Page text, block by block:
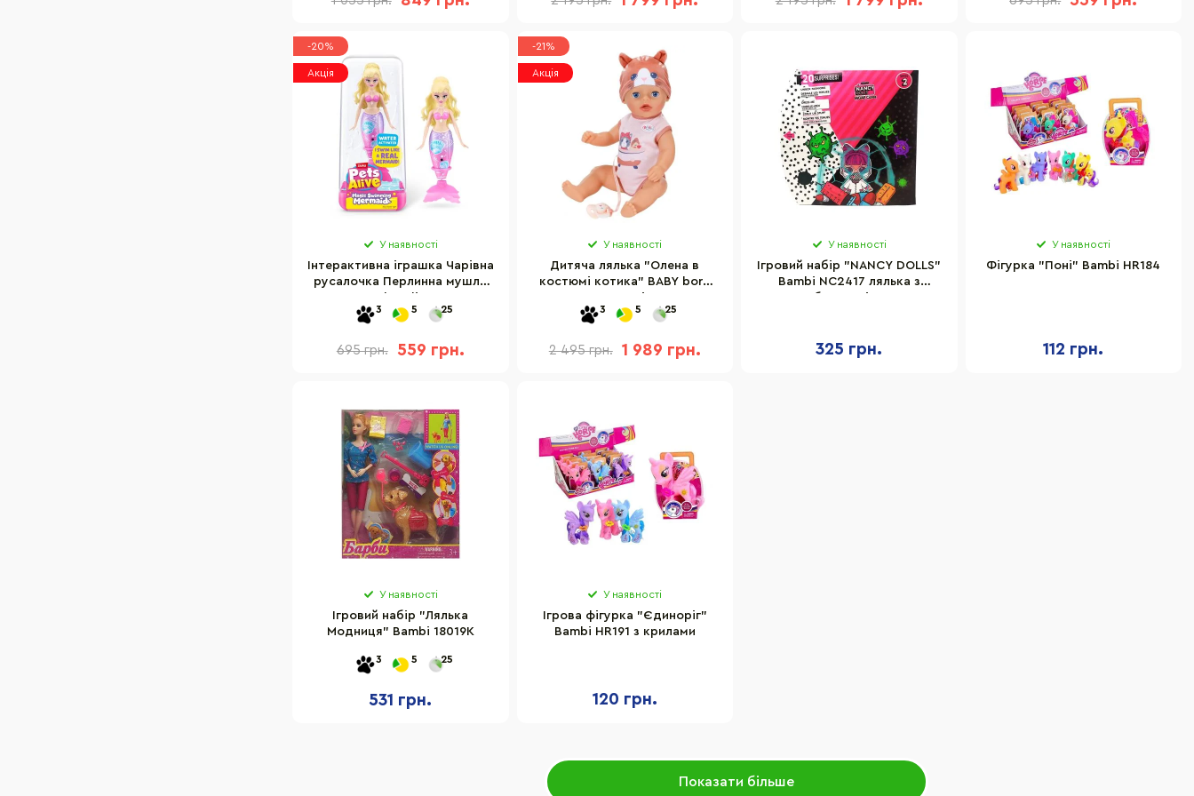
-20%
Акція
У наявності
Інтерактивна іграшка Чарівна
русалочка Перлинна мушля
3 5 25
695 грн. 559 грн.
-21%
Акція
У наявності
Дитяча лялька "Олена в
костюмі котика" BABY born
3 5 25
2 495 грн. 1 989 грн.
У наявності
Ігровий набір "NANCY DOLLS"
Bambi NC2417 лялька з
325 грн.
У наявності
Фігурка "Поні" Bambi HR184
112 грн.
У наявності
Ігровий набір "Лялька
Модниця" Bambi 18019K
3 5 25
531 грн.
У наявності
Ігрова фігурка "Єдиноріг"
Bambi HR191 з крилами
120 грн.
Показати більше